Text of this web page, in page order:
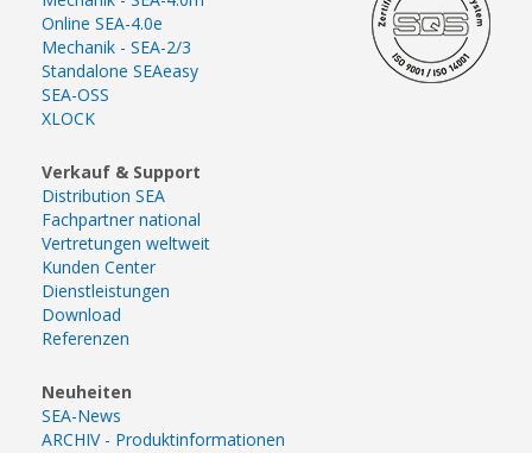
Online SEA-4.0e
Mechanik - SEA-2/3
Standalone SEAeasy
SEA-OSS
XLOCK
Verkauf & Support
Distribution SEA
Fachpartner national
Vertretungen weltweit
Kunden Center
Dienstleistungen
Download
Referenzen
Neuheiten
SEA-News
ARCHIV - Produktinformationen